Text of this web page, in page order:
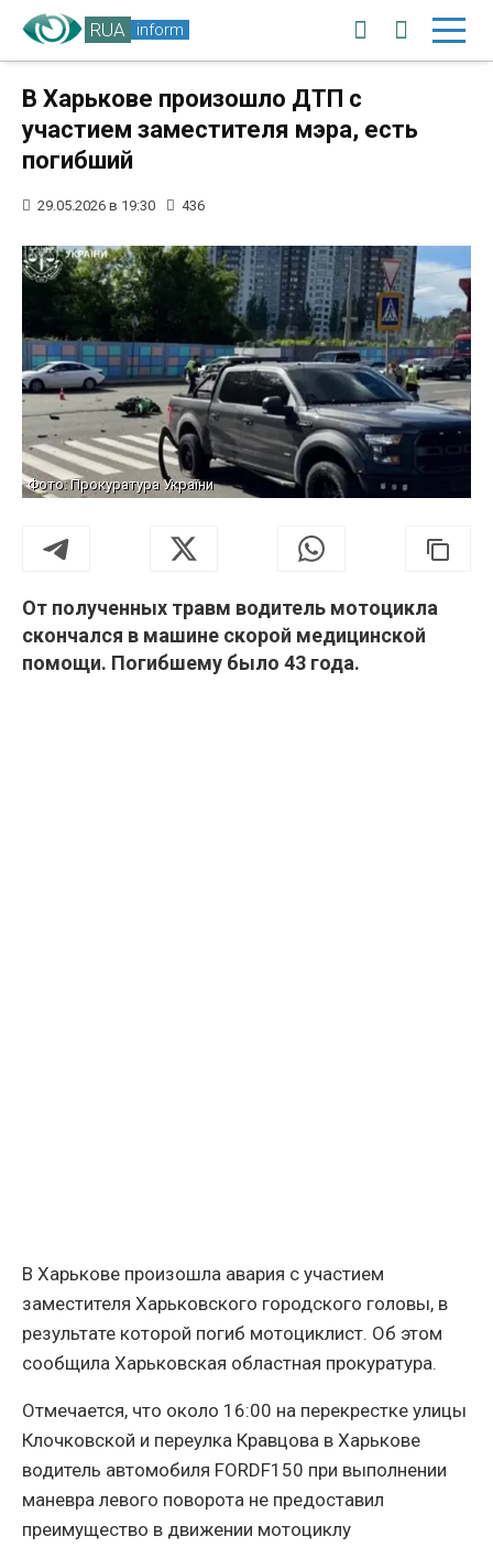
RUA inform
В Харькове произошло ДТП с
участием заместителя мэра, есть
погибший
29.05.2026 в 19:30 436
Фото: Прокуратура України
От полученных травм водитель мотоцикла
скончался в машине скорой медицинской
помощи. Погибшему было 43 года.
В Харькове произошла авария с участием
заместителя Харьковского городского головы, в
результате которой погиб мотоциклист. Об этом
сообщила Харьковская областная прокуратура.
Отмечается, что около 16:00 на перекрестке улицы
Клочковской и переулка Кравцова в Харькове
водитель автомобиля FORDF150 при выполнении
маневра левого поворота не предоставил
преимущество в движении мотоциклу